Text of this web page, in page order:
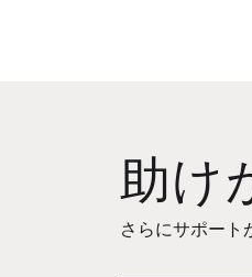
助け
さらにサポート